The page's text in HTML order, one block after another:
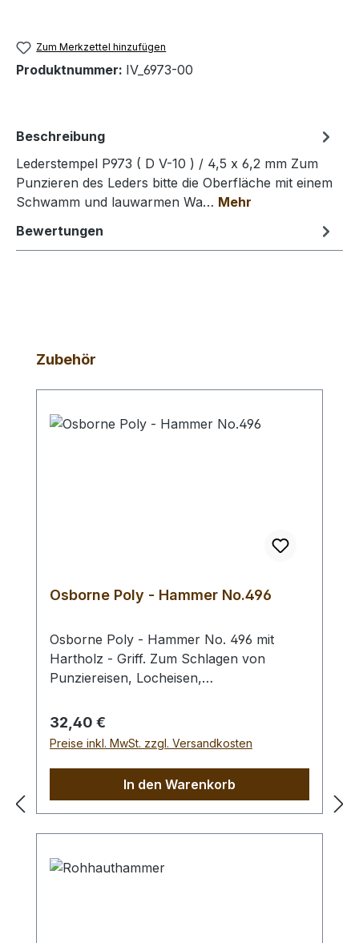
Zum Merkzettel hinzufügen
Produktnummer: IV_6973-00
Beschreibung
Lederstempel P973 ( D V-10 ) / 4,5 x 6,2 mm Zum
Punzieren des Leders bitte die Oberfläche mit einem
Schwamm und lauwarmen Wa… Mehr
Bewertungen
Produktgalerie überspringen
Zubehör
Osborne Poly - Hammer No.496
Osborne Poly - Hammer No. 496 mit
Hartholz - Griff. Zum Schlagen von
Punziereisen, Locheisen,
Schlagfläche. Wenig Rückschlag durch
schlagabsorbierenden Poly -
Hammerkopf. 240 gr Gesamtgewicht /
Regulärer Preis:
32,40 €
Preise inkl. MwSt. zzgl. Versandkosten
In den Warenkorb